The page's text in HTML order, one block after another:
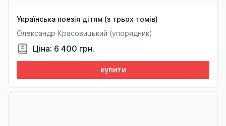
Українська поезія дітям (з трьох томів)
Олександр Красовицький (упорядник)
Ціна: 6 400 грн.
купити